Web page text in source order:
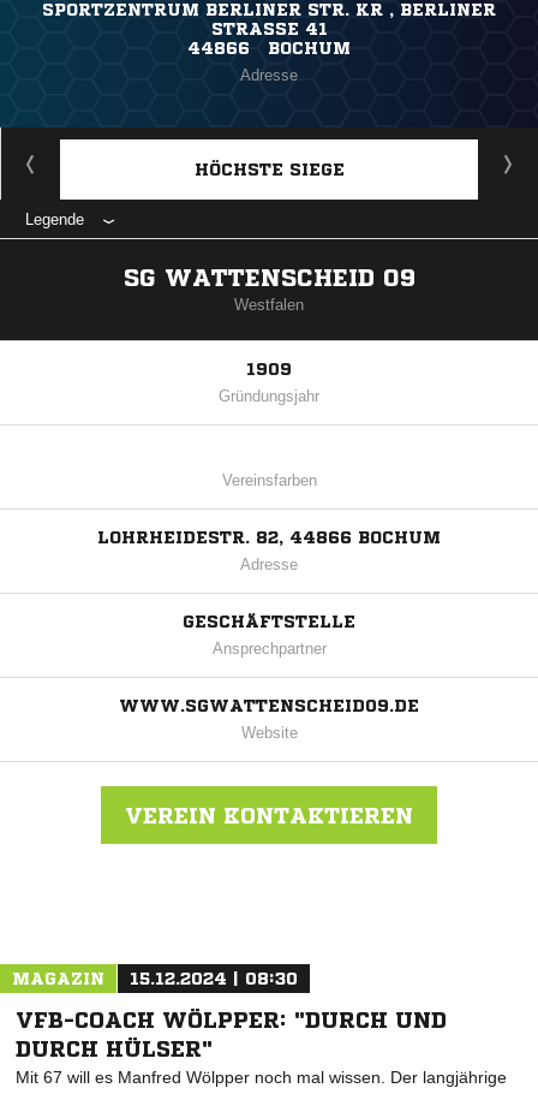
SPORTZENTRUM BERLINER STR. KR , BERLINER
STRASSE 41
44866 BOCHUM
Adresse
HÖCHSTE SIEGE
Legende
SG WATTENSCHEID 09
Westfalen
1909
Gründungsjahr
Vereinsfarben
LOHRHEIDESTR. 82, 44866 BOCHUM
Adresse
GESCHÄFTSTELLE
Ansprechpartner
WWW.SGWATTENSCHEID09.DE
Website
VEREIN KONTAKTIEREN
MAGAZIN 15.12.2024 | 08:30
VFB-COACH WÖLPPER: "DURCH UND
DURCH HÜLSER"
Mit 67 will es Manfred Wölpper noch mal wissen. Der langjährige